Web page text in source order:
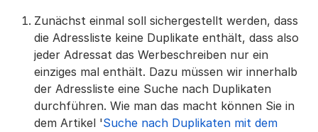
Zunächst einmal soll sichergestellt werden, dass
die Adressliste keine Duplikate enthält, dass also
jeder Adressat das Werbeschreiben nur ein
einziges mal enthält. Dazu müssen wir innerhalb
der Adressliste eine Suche nach Duplikaten
durchführen. Wie man das macht können Sie in
dem Artikel 'Suche nach Duplikaten mit dem